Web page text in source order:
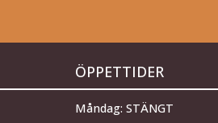
ÖPPETTIDER
Måndag: STÄNGT